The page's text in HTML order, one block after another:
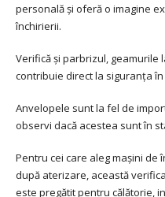
personală și oferă o imagine
închirierii.
Verifică și parbrizul, geamurile
contribuie direct la siguranța
Anvelopele sunt la fel de
observi dacă acestea sunt în
Pentru cei care aleg mașini de
după aterizare, această
este pregătit pentru călătorie,